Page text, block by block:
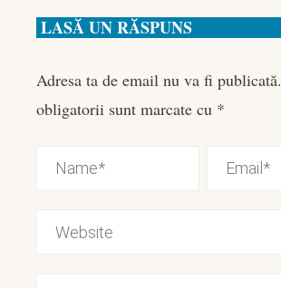
LASĂ UN RĂSPUNS
Adresa ta de email nu va fi publicată.
obligatorii sunt marcate cu *